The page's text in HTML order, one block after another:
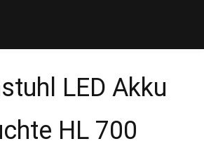
LED Akku
HL 700